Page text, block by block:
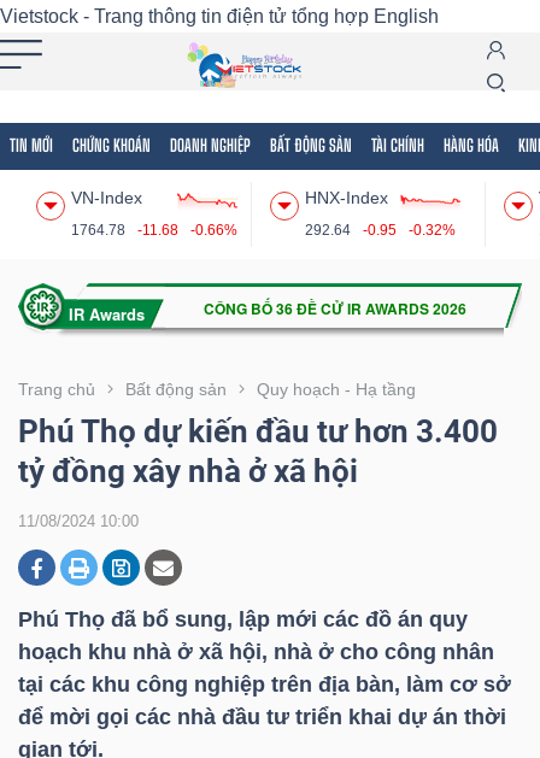
Vietstock - Trang thông tin điện tử tổng hợp English
TIN MỚI CHỨNG KHOÁN DOANH NGHIỆP BẤT ĐỘNG SẢN TÀI CHÍNH HÀNG HÓA
VN-Index
1764.78 -11.68 -0.66%
HNX-Index
292.64 -0.95 -0.32%
Trang chủ Bất động sản Quy hoạch - Hạ tầng
Phú Thọ dự kiến đầu tư hơn 3.400
tỷ đồng xây nhà ở xã hội
11/08/2024 10:00
Phú Thọ đã bổ sung, lập mới các đồ án quy
hoạch khu nhà ở xã hội, nhà ở cho công nhân
tại các khu công nghiệp trên địa bàn, làm cơ sở
để mời gọi các nhà đầu tư triển khai dự án thời
gian tới.
Tất cả Tính năng Ngành Mã chứng khoán
Tính
(-)
VIETSTOCK
CHỨNG
DOANH
NGHIỆP